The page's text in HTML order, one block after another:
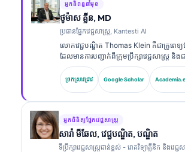
អ្នកនិពន្ធនាំមុខ
ថូម៉ាស គ្លីន, MD
ប្រធានផ្នែកវេជ្ជសាស្ត្រ, Kantesti AI
លោកវេជ្ជបណ្ឌិត Thomas Klein គឺជាគ្រូពេ
ដែលមានការបញ្ជាក់ពីក្រុមប្រឹក្សាវេជ្ជសាស្ត្រ និងជា
សាស្ត្រផ្ទៃក្នុង ដែលមានបទពិសោធន៍ជាង 15 ឆ្នាំ
សាស្ត្រមន្ទីរពិសោធន៍ និងការវិភាគផ្នែកព្យាបា
ក្នុងតួនាទីជានាយកវេជ្ជសាស្ត្រនៅ Kantesti AI
បានបោះពុម្ពផ្សាយយ៉ាងទូលំទូលាយលើការបកស្
សម្គាល់ជីវសាស្ត្រ និងការធ្វើរោគវិនិច្ឆ័យក្នុងមន្ទី
ទទាក់ទងនឹងវេជ្ជសាស្ត្រមន្ទីរពិសោធន៍។.
ច្រកស្រាវជ្រាវ Google Scholar
អ្នកពិនិត្យផ្នែកវេជ្ជសាស្ត្រ
សារ៉ា មីឆែល, វេជ្ជបណ្ឌិត, បណ្ឌិត
ទីប្រឹក្សាវេជ្ជសាស្ត្រជាន់ខ្ពស់ - រោគវិទ្យាគ្លីនិក និងវេជ្ជសា